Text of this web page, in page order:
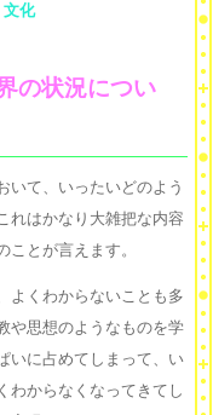
文化
の状況につい
て、いったいどのよう
れはかなり大雑把な内容
とが言えます。
よくわからないことも多
や思想のようなものを学
いに占めてしまって、い
わからなくなってきてし